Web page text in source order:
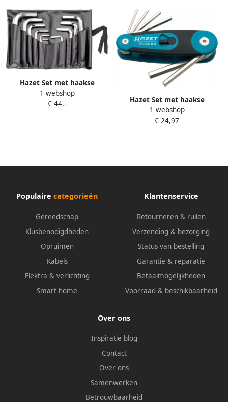
Hazet Set met haakse
schroevendraaiers 2100 10P
Binnen-zeskant-profiel 10-
1 webshop
€ 44,-
Hazet Set met haakse
schroevendraaiers 2100 6KH
· Binnen-zeskant-profiel · 6-
1 webshop
€ 24,97
Populaire categorieën
Gereedschap
Klusbenodigdheden
Opruimen
Kabels
Elektra & verlichting
Smart home
Klantenservice
Retourneren & ruilen
Verzending & bezorging
Status van bestelling
Garantie & reparatie
Betaalmogelijkheden
Voorraad & beschikbaarheid
Over ons
Inspiratie blog
Contact
Over ons
Samenwerken
Betrouwbaarheid